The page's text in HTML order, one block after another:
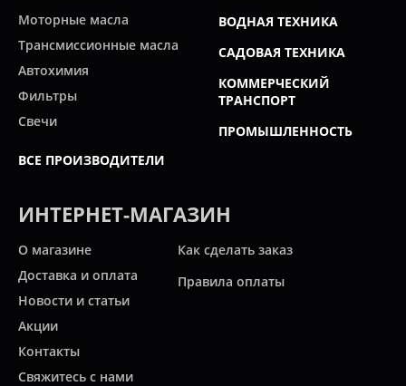
Моторные масла
Трансмиссионные масла
Автохимия
Фильтры
Свечи
ВСЕ ПРОИЗВОДИТЕЛИ
ВОДНАЯ ТЕХНИКА
САДОВАЯ ТЕХНИКА
КОММЕРЧЕСКИЙ
ТРАНСПОРТ
ПРОМЫШЛЕННОСТЬ
ИНТЕРНЕТ-МАГАЗИН
О магазине
Доставка и оплата
Новости и статьи
Акции
Контакты
Свяжитесь с нами
Как сделать заказ
Правила оплаты